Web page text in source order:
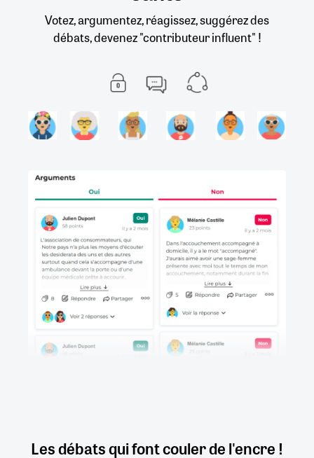
Votez, argumentez, réagissez, suggérez des
débats, devenez "contributeur influent" !
Les débats qui font couler de l'encre !